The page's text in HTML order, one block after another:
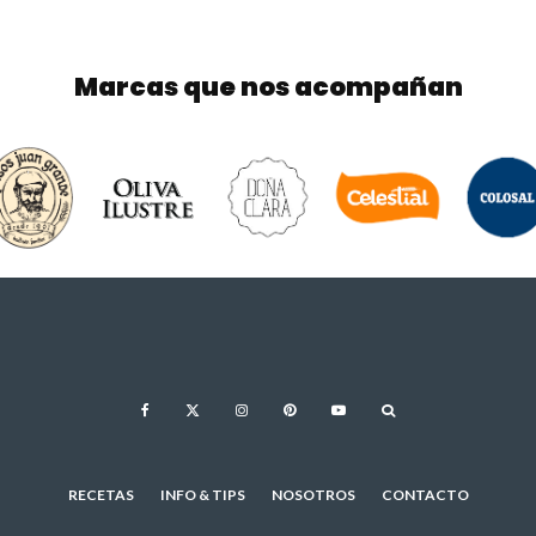
Marcas que nos acompañan
RECETAS INFO & TIPS NOSOTROS CONTACTO